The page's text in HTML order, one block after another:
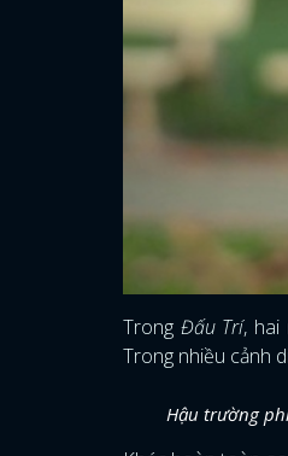
Trong Đấu Trí, hai
Trong nhiều cảnh
Hậu trường